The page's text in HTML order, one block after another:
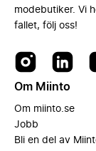
modebutiker. Vi
fallet, följ oss!
Om Miinto
Om miinto.se
Jobb
Bli en del av